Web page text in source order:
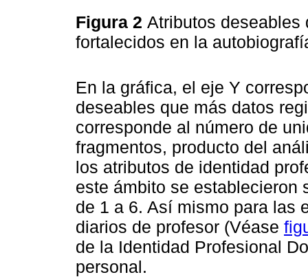
Figura 2 Atributos deseables
fortalecidos en la
En la gráfica, el eje Y
deseables que más datos
corresponde al número de
fragmentos, producto del
los atributos de identidad
este ámbito se establecieron
de 1 a 6. Así mismo para las
diarios de profesor (Véase
de la Identidad Profesional
personal.